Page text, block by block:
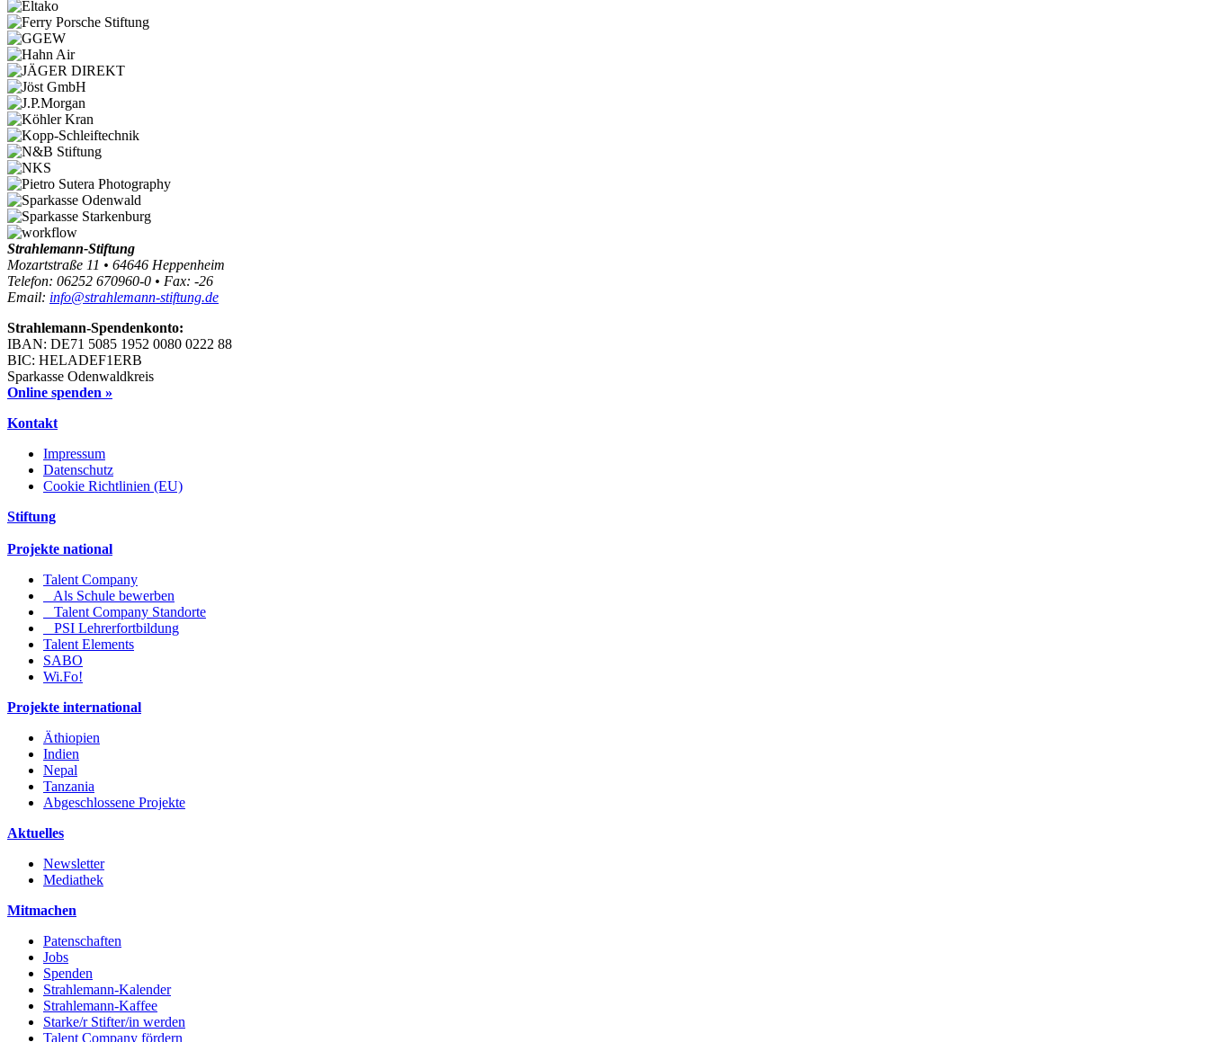
Strahlemann-Stiftung
Mozartstraße 11 • 64646 Heppenheim
Telefon: 06252 670960-0 • Fax: -26
Email: info@strahlemann-stiftung.de
Strahlemann-Spendenkonto:
IBAN: DE71 5085 1952 0080 0222 88
BIC: HELADEF1ERB
Sparkasse Odenwaldkreis
Online spenden »
Kontakt
Impressum
Datenschutz
Cookie Richtlinien (EU)
Stiftung
Projekte national
Talent Company
Als Schule bewerben
Talent Company Standorte
PSI Lehrerfortbildung
Talent Elements
SABO
Wi.Fo!
Projekte international
Äthiopien
Indien
Nepal
Tanzania
Abgeschlossene Projekte
Aktuelles
Newsletter
Mediathek
Mitmachen
Patenschaften
Jobs
Spenden
Strahlemann-Kalender
Strahlemann-Kaffee
Starke/r Stifter/in werden
Talent Company fördern